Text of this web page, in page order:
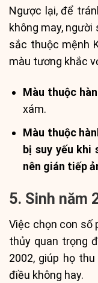
Ngược lại, để
không may,
sắc thuộc mệnh
màu tương khắc
Màu thuộc
xám.
Màu thuộc
bị suy yếu khi
nên gián tiếp
5. Sinh năm
Việc chọn con số
thủy quan trọng
2002, giúp họ
điều không hay.